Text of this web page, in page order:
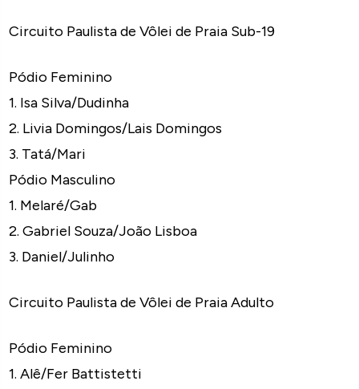
Circuito Paulista de Vôlei de Praia Sub-19
Pódio Feminino
1. Isa Silva/Dudinha
2. Livia Domingos/Lais Domingos
3. Tatá/Mari
Pódio Masculino
1. Melaré/Gab
2. Gabriel Souza/João Lisboa
3. Daniel/Julinho
Circuito Paulista de Vôlei de Praia Adulto
Pódio Feminino
1. Alê/Fer Battistetti